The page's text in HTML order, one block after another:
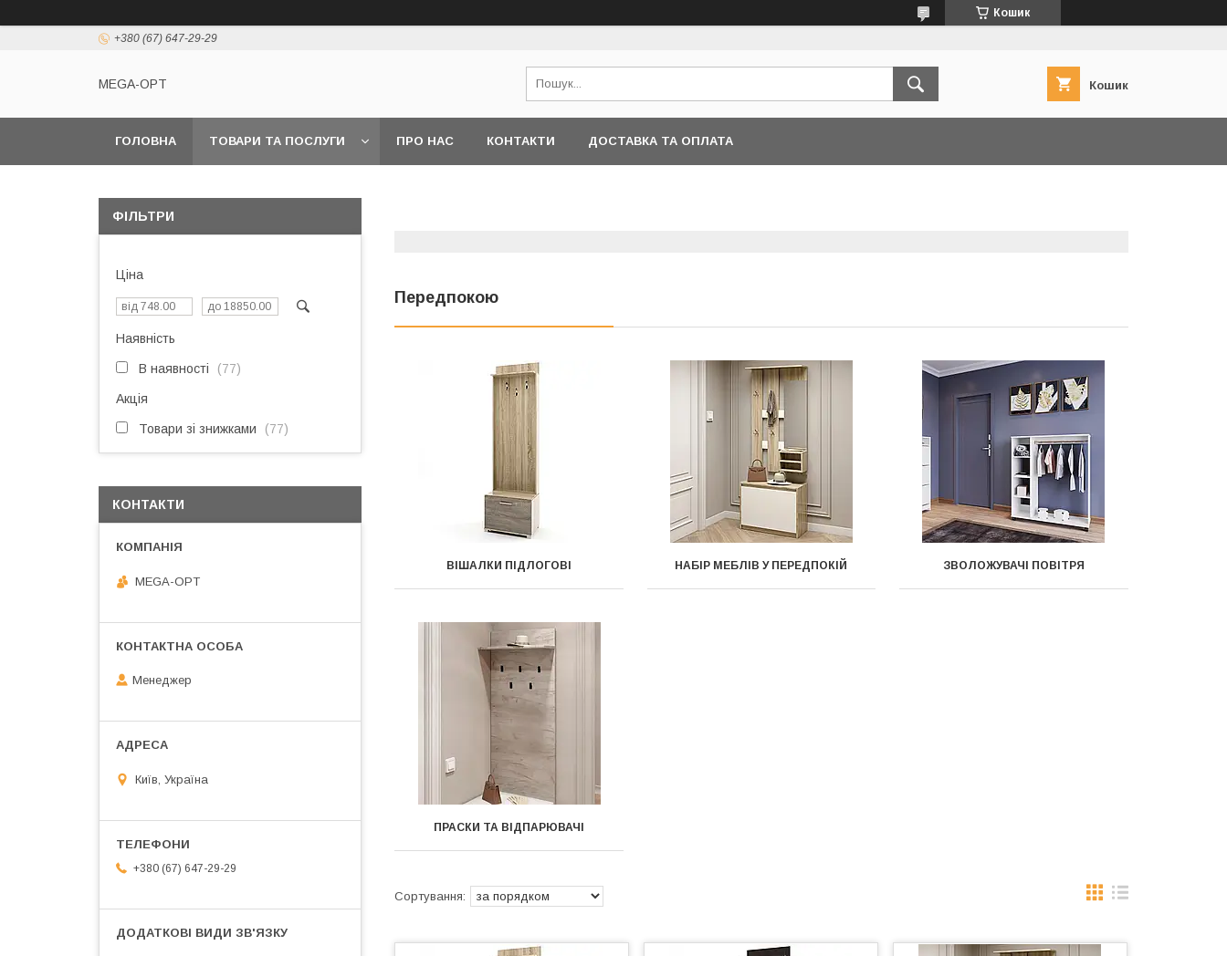
Кошик
+380 (67) 647-29-29
MEGA-OPT Кошик
ГОЛОВНА ТОВАРИ ТА ПОСЛУГИ ПРО НАС КОНТАКТИ ДОСТАВКА ТА ОПЛАТА
Передпокою
ВІШАЛКИ ПІДЛОГОВІ НАБІР МЕБЛІВ У ПЕРЕДПОКІЙ ЗВОЛОЖУВАЧІ ПОВІТРЯ
ПРАСКИ ТА ВІДПАРЮВАЧІ
ФІЛЬТРИ
Ціна
Наявність
В наявності 77
Акція
Товари зі знижками 77
КОНТАКТИ
MEGA-OPT
Менеджер
Київ, Україна
+380 (67) 647-29-29